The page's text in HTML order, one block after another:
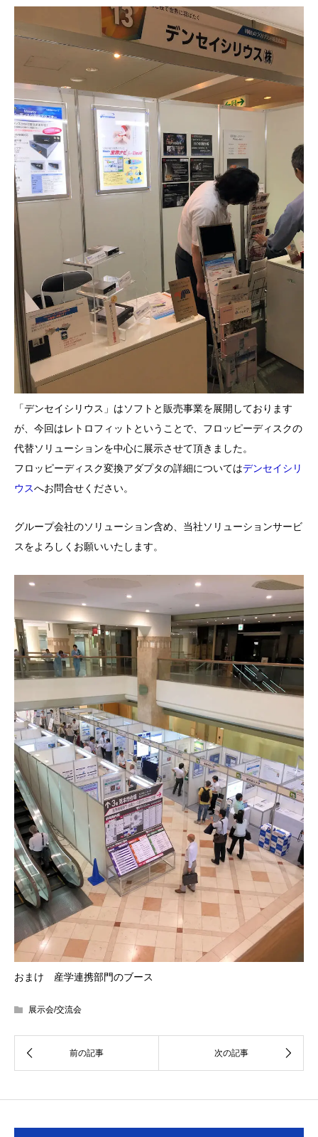
「デンセイシリウス」はソフトと販売事業を展開しております
が、今回はレトロフィットということで、フロッピーディスクの
代替ソリューションを中心に展示させて頂きました。
フロッピーディスク変換アダプタの詳細についてはデンセイシリ
ウスへお問合せください。
グループ会社のソリューション含め、当社ソリューションサービ
スをよろしくお願いいたします。
おまけ 産学連携部門のブース
展示会/交流会